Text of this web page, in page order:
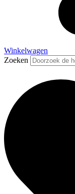
Winkelwagen
Zoeken